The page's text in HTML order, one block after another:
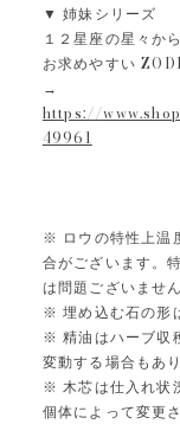
▼ 姉妹シリーズ
１２星座の星々か
お求めやすい
→
https://
49961
※ ロウの特性上温
合がございます。
は問題ございませ
※ 埋め込む石の形
※ 精油はハーブ収
変動する場合もあり
※ 木芯は仕入れ状
個体によって変更